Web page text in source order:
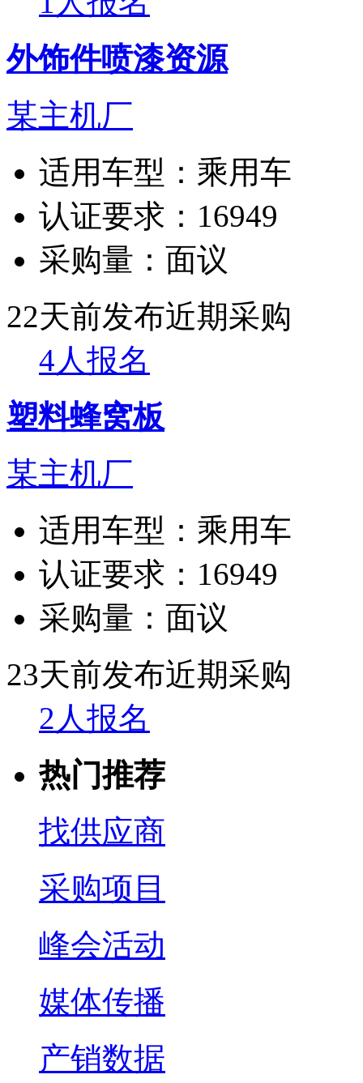
外饰件喷漆资源
某主机厂
适用车型： 乘用车
认证要求： 16949
采购量： 面议
22天前发布近期采购
4人报名
塑料蜂窝板
某主机厂
适用车型： 乘用车
认证要求： 16949
采购量： 面议
23天前发布近期采购
2人报名
热门推荐
找供应商
采购项目
峰会活动
媒体传播
产销数据